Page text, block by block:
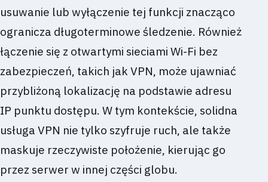
usuwanie lub wyłączenie tej funkcji znacząco
ogranicza długoterminowe śledzenie. Również
łączenie się z otwartymi sieciami Wi-Fi bez
zabezpieczeń, takich jak VPN, może ujawniać
przybliżoną lokalizację na podstawie adresu
IP punktu dostępu. W tym kontekście, solidna
usługa VPN nie tylko szyfruje ruch, ale także
maskuje rzeczywiste położenie, kierując go
przez serwer w innej części globu.